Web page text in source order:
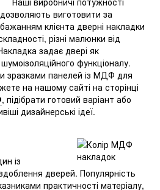
дозволяють виготовити за
бажанням клієнта дверні накладки
різні малюнки від
задає двері як
функціоналу.
зразками панелей із МДФ для
на нашому сайті на сторінці
, підібрати готовий варіант або
дизайнерські ідеї.
із
дверей. Популярність
практичності матеріалу,